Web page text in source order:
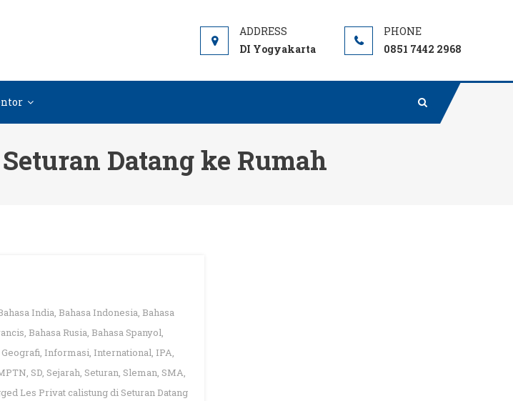
DI Yogyakarta 0851 7442 2968
Datang ke Rumah
India, Bahasa Indonesia, Bahasa
, Bahasa Rusia, Bahasa Spanyol,
Geografi, Informasi, International, IPA,
, SD, Sejarah, Seturan, Sleman, SMA,
Les Privat calistung di Seturan Datang